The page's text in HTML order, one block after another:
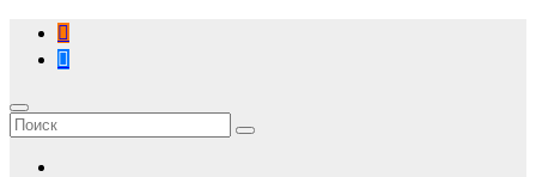
Перейти
содержимому